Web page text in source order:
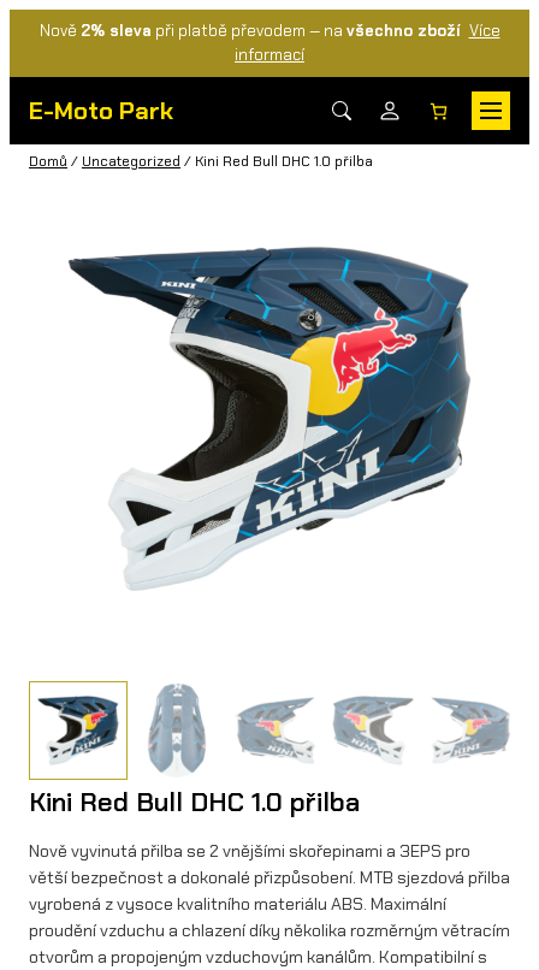
Nově 2% sleva při platbě převodem — na všechno zboží Více
informací
E-Moto Park
Domů / Uncategorized / Kini Red Bull DHC 1.0 přilba
Kini Red Bull DHC 1.0 přilba
Nově vyvinutá přilba se 2 vnějšími skořepinami a 3EPS pro
větší bezpečnost a dokonalé přizpůsobení. MTB sjezdová přilba
vyrobená z vysoce kvalitního materiálu ABS. Maximální
proudění vzduchu a chlazení díky několika rozměrným větracím
otvorům a propojeným vzduchovým kanálům. Kompatibilní s